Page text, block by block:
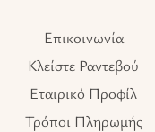
Επικοινωνία
Κλείστε Ραντεβού
Εταιρικό Προφίλ
Τρόποι Πληρωμής